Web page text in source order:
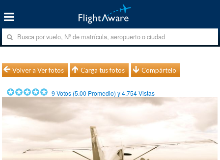
Volver a Ver fotos Carga tus fotos Compártelo
9 Votos (5.00 Promedio) y4.754Vistas